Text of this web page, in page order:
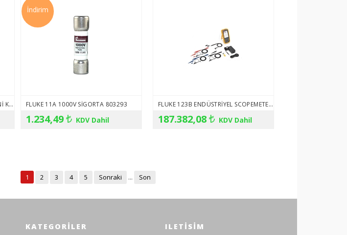
FLUKE 117/323 ELEKTRIK TEKNISYENI KOMBO KIT
İndirim
FLUKE 11A 1000V SIGORTA 803293
1.234,49 KDV Dahil
FLUKE 123B ENDÜSTRIYEL SCOPEMETER® EL TIPI OSILOSKOP
187.382,08 KDV Dahil
1 2 3 4 5 Sonraki ... Son
KATEGORILER ILETISIM